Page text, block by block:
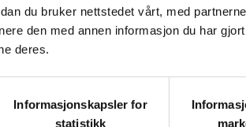
du bruker nettstedet vårt, med
den med annen informasjon du har
deres.
Informasjonskapsler for
statistikk